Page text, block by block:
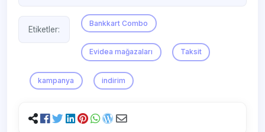
Etiketler:
Bankkart Combo
Evidea mağazaları Taksit
kampanya indirim